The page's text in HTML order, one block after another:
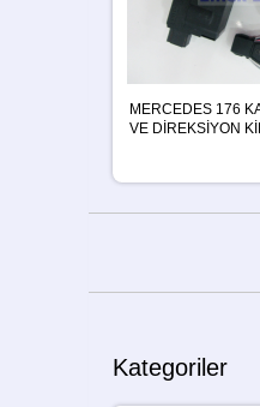
MERCEDES 176
VE DİREKSİYON
Kategoriler